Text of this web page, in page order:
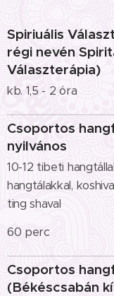
Spiriuális
régi nevén
Választerápia)
kb. 1,5 - 2 óra
Csoportos
nyilvános
10-12 tibeti
hangtálakkal,
ting shaval
60 perc
Csoportos
(Békéscsabán